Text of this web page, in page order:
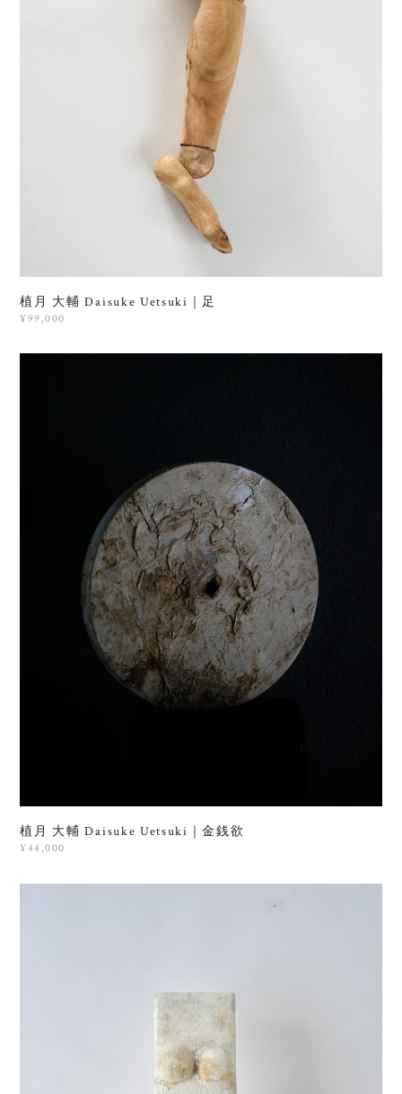
植月 大輔 Daisuke Uetsuki｜足
¥99,000
植月 大輔 Daisuke Uetsuki｜金銭欲
¥44,000